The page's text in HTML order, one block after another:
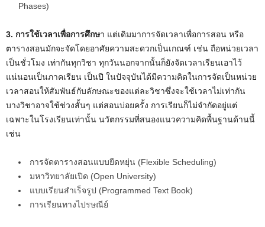
Phases)
3. การใช้เวลาเพื่อการศึกษา แต่เดิมมาการจัดเวลาเพื่อการสอน หรือ
ตารางสอนมักจะจัดโดยอาศัยความสะดวกเป็นเกณฑ์ เช่น ถือหน่วยเวลา
เป็นชั่วโมง เท่ากันทุกวิชา ทุกวันนอกจากนั้นก็ยังจัดเวลาเรียนเอาไว้
แน่นอนเป็นภาคเรียน เป็นปี ในปัจจุบันได้มีความคิดในการจัดเป็นหน่วย
เวลาสอนให้สัมพันธ์กับลักษณะของแต่ละวิชาซึ่งจะใช้เวลาไม่เท่ากัน
บางวิชาอาจใช้ช่วงสั้นๆ แต่สอนบ่อยครั้ง การเรียนก็ไม่จำกัดอยู่แต่
เฉพาะในโรงเรียนเท่านั้น นวัตกรรมที่สนองแนวความคิดพื้นฐานด้านนี้
เช่น
การจัดตารางสอนแบบยืดหยุ่น (Flexible Scheduling)
มหาวิทยาลัยเปิด (Open University)
แบบเรียนสำเร็จรูป (Programmed Text Book)
การเรียนทางไปรษณีย์